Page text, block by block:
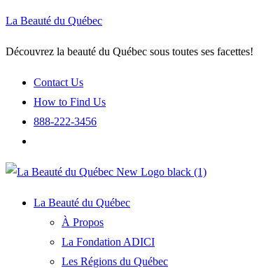
La Beauté du Québec
Découvrez la beauté du Québec sous toutes ses facettes!
Contact Us
How to Find Us
888-222-3456
La Beauté du Québec
À Propos
La Fondation ADICI
Les Régions du Québec